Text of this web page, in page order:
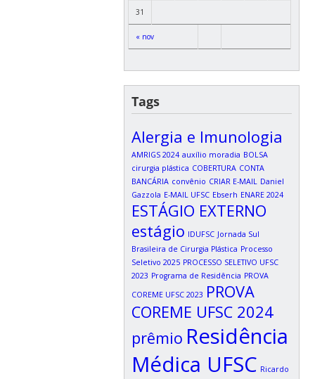
« nov
31
Tags
Alergia e Imunologia
AMRIGS 2024 auxílio moradia BOLSA
cirurgia plástica COBERTURA CONTA
BANCÁRIA convênio CRIAR E-MAIL
Daniel
Gazzola E-MAIL UFSC Ebserh ENARE 2024
ESTÁGIO EXTERNO
estágio IDUFSC Jornada Sul
Brasileira de Cirurgia Plástica Processo
Seletivo 2025 PROCESSO SELETIVO UFSC
2023 Programa de Residência PROVA
COREME UFSC 2023 PROVA
COREME UFSC 2024
prêmio Residência
Médica UFSC Ricardo